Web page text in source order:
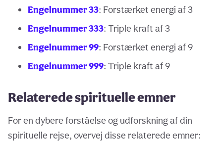
Engelnummer 33: Forstærket energi af 3
Engelnummer 333: Triple kraft af 3
Engelnummer 99: Forstærket energi af 9
Engelnummer 999: Triple kraft af 9
Relaterede spirituelle emner
For en dybere forståelse og udforskning af din
spirituelle rejse, overvej disse relaterede emner: